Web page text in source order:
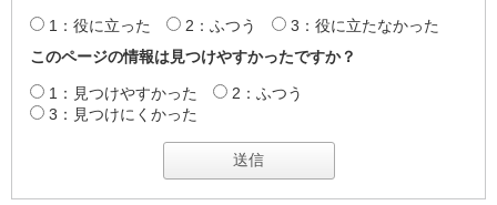
1：役に立った 2：ふつう
3：役に立たなかった
このページの情報は見つけやすかったですか？
1：見つけやすかった
2：ふつう
3：見つけにくかった